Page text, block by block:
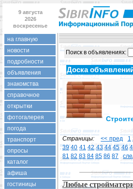
9 августа
2026
воскресенье
на главную
новости
подробности
объявления
знакомства
справочное
открытки
фотогалерея
погода
транспорт
опросы
каталог
афиша
гостиницы
Поиск в объявлениях:
Доска
Страницы: << пред 1
39 40 41 42 43 44 45 46
81 82 83 84 85 86 87
Любые